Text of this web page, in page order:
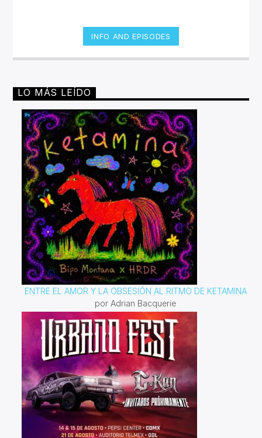
INFO AND EPISODES
LO MÁS LEÍDO
ENTRE EL AMOR Y LA OBSESIÓN AL RITMO DE KETAMINA
por Adrian Bacquerie